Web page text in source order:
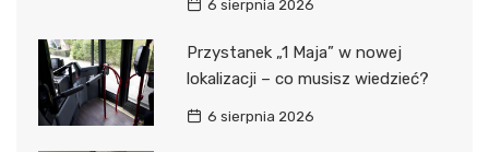
6 sierpnia 2026
Przystanek „1 Maja” w nowej
lokalizacji – co musisz wiedzieć?
6 sierpnia 2026